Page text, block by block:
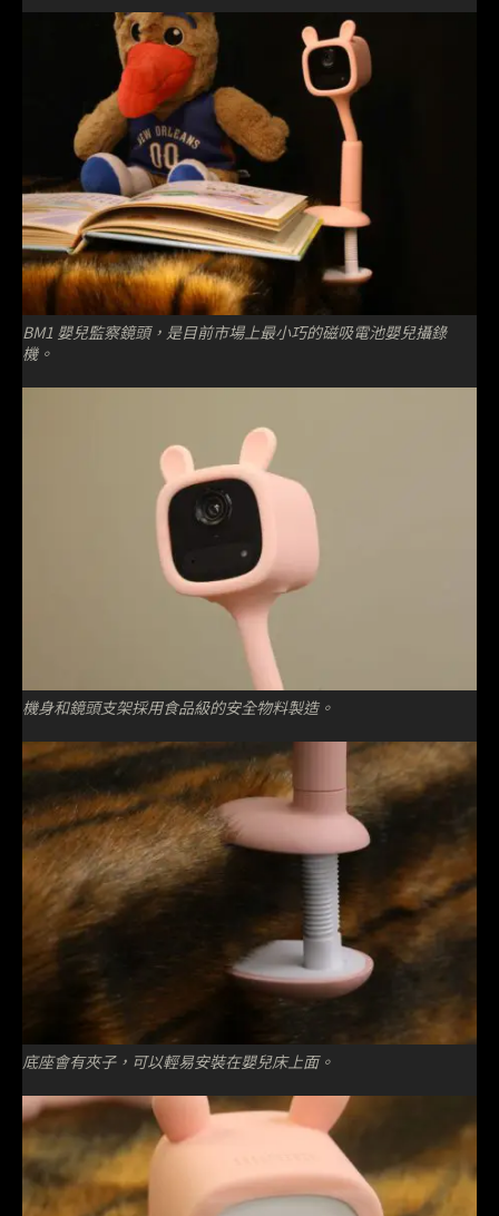
BM1 嬰兒監察鏡頭，是目前市場上最小巧的磁吸電池嬰兒攝錄
機。
機身和鏡頭支架採用食品級的安全物料製造。
底座會有夾子，可以輕易安裝在嬰兒床上面。